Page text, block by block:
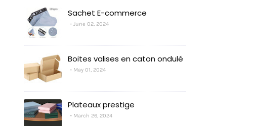
Sachet E-commerce
June 02, 2024
Boites valises en caton ondulé
May 01, 2024
Plateaux prestige
March 26, 2024